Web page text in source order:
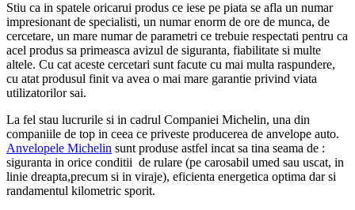
Stiu ca in spatele oricarui produs ce iese pe piata se afla un numar
impresionant de specialisti, un numar enorm de ore de munca, de
cercetare, un mare numar de parametri ce trebuie respectati pentru ca
acel produs sa primeasca avizul de siguranta, fiabilitate si multe
altele. Cu cat aceste cercetari sunt facute cu mai multa raspundere,
cu atat produsul finit va avea o mai mare garantie privind viata
utilizatorilor sai.
La fel stau lucrurile si in cadrul Companiei Michelin, una din
companiile de top in ceea ce priveste producerea de anvelope auto.
Anvelopele Michelin sunt produse astfel incat sa tina seama de :
siguranta in orice conditii de rulare (pe carosabil umed sau uscat, in
linie dreapta,precum si in viraje), eficienta energetica optima dar si
randamentul kilometric sporit.